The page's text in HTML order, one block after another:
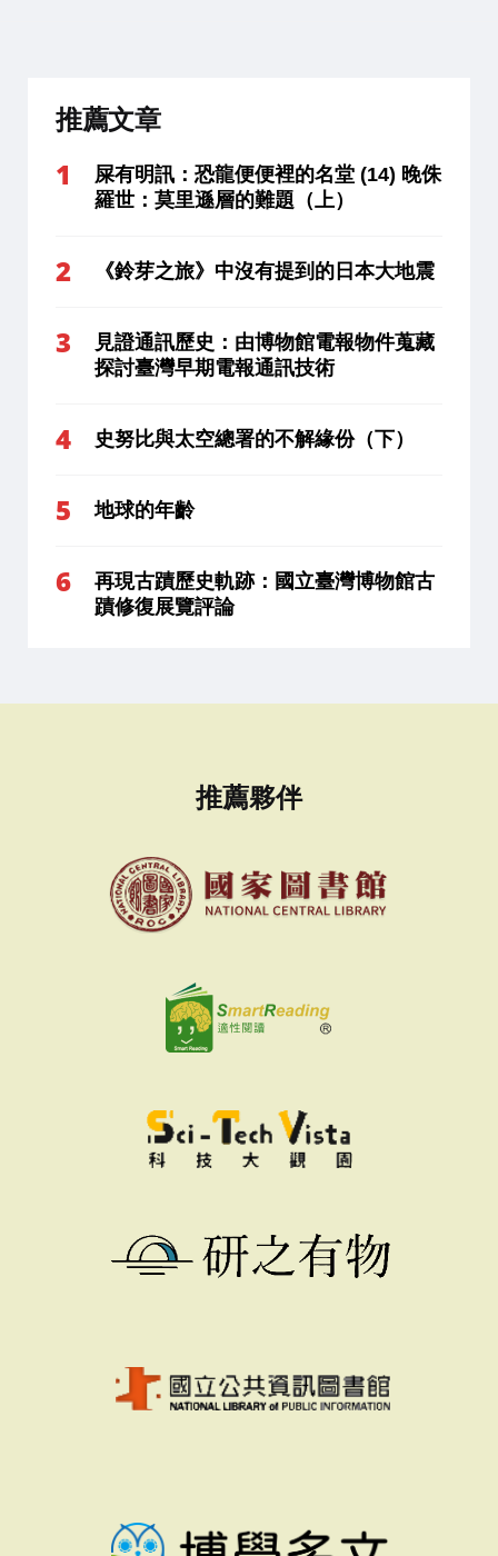
推薦文章
屎有明訊：恐龍便便裡的名堂 (14) 晚侏
羅世：莫里遜層的難題（上）
《鈴芽之旅》中沒有提到的日本大地震
見證通訊歷史：由博物館電報物件蒐藏
探討臺灣早期電報通訊技術
史努比與太空總署的不解緣份（下）
地球的年齡
再現古蹟歷史軌跡：國立臺灣博物館古
蹟修復展覽評論
推薦夥伴